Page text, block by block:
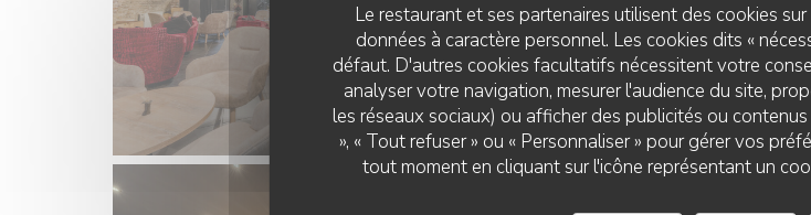
Le restaurant et ses partenaires utilisent des cookies
données à caractère personnel. Les cookies dits «
défaut. D'autres cookies facultatifs nécessitent votre
analyser votre navigation, mesurer l'audience du site,
les réseaux sociaux) ou afficher des publicités ou
», « Tout refuser » ou « Personnaliser » pour gérer vos
tout moment en cliquant sur l'icône représentant un
RESTAURANT